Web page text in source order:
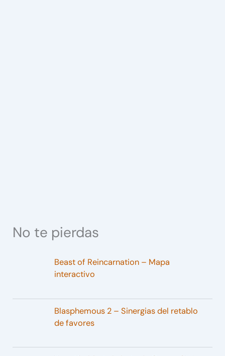
No te pierdas
Beast of Reincarnation – Mapa
interactivo
Blasphemous 2 – Sinergias del retablo
de favores